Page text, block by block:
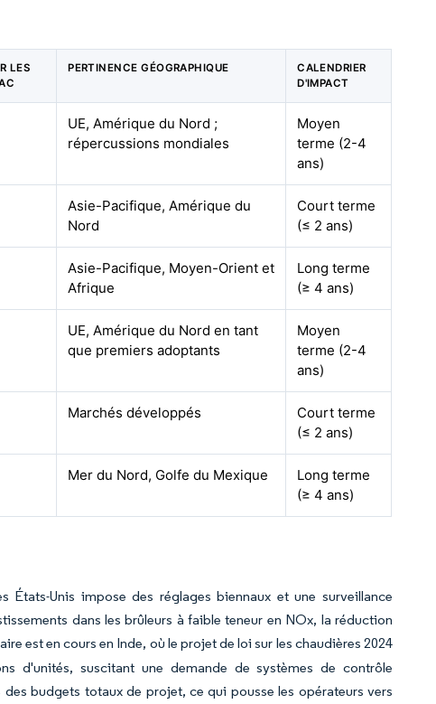
LES
PERTINENCE GÉOGRAPHIQUE
CALENDRIER
D'IMPACT
UE, Amérique du Nord ;
répercussions mondiales
Moyen
terme (2-4
ans)
Asie-Pacifique, Amérique du
Nord
Court terme
(≤ 2 ans)
Asie-Pacifique, Moyen-Orient et
Afrique
Long terme
(≥ 4 ans)
UE, Amérique du Nord en tant
que premiers adoptants
Moyen
terme (2-4
ans)
Marchés développés
Court terme
(≤ 2 ans)
Mer du Nord, Golfe du Mexique
Long terme
(≥ 4 ans)
Unis impose des réglages biennaux et une surveillance
dans les brûleurs à faible teneur en NOx, la réduction
est en cours en Inde, où le projet de loi sur les chaudières 2024
d'unités, suscitant une demande de systèmes de contrôle
budgets totaux de projet, ce qui pousse les opérateurs vers